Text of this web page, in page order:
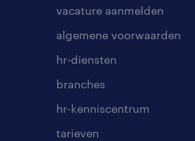
vacature aanmelden
algemene voorwaarden
hr-diensten
branches
hr-kenniscentrum
tarieven